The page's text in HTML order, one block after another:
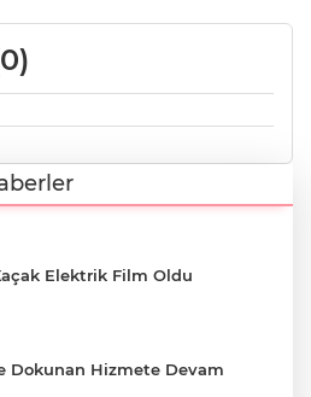
0)
Elektrik Film Oldu
Dokunan Hizmete Devam